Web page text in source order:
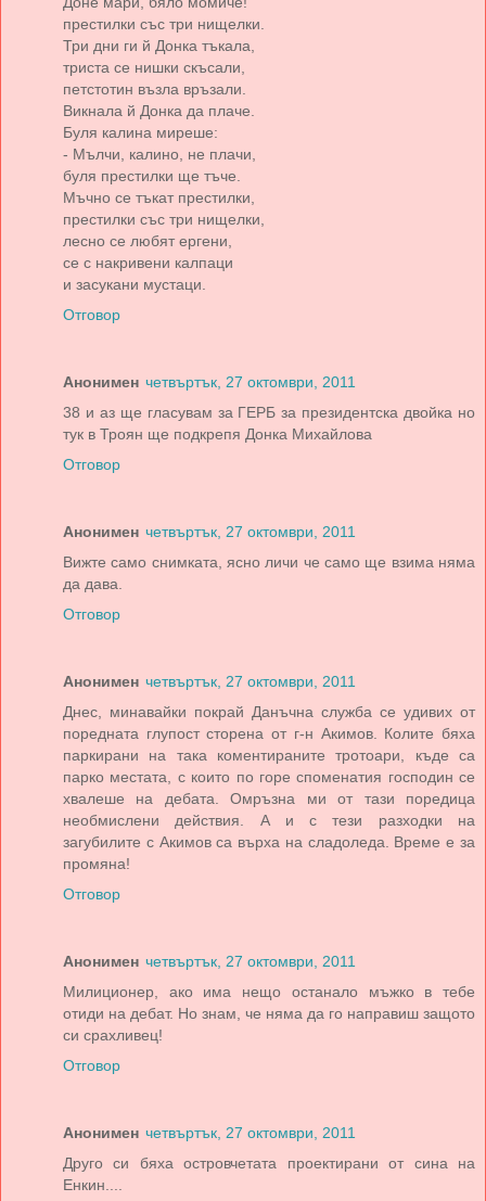
престилки със три нищелки.
Три дни ги й Донка тъкала,
триста се нишки скъсали,
петстотин възла връзали.
Викнала й Донка да плаче.
Буля калина миреше:
- Мълчи, калино, не плачи,
буля престилки ще тъче.
Мъчно се тъкат престилки,
престилки със три нищелки,
лесно се любят ергени,
се с накривени калпаци
и засукани мустаци.
Отговор
Анонимен четвъртък, 27 октомври, 2011
38 и аз ще гласувам за ГЕРБ за президентска двойка но
тук в Троян ще подкрепя Донка Михайлова
Отговор
Анонимен четвъртък, 27 октомври, 2011
Вижте само снимката, ясно личи че само ще взима няма
да дава.
Отговор
Анонимен четвъртък, 27 октомври, 2011
Днес, минавайки покрай Данъчна служба се удивих от
поредната глупост сторена от г-н Акимов. Колите бяха
паркирани на така коментираните тротоари, къде са
парко местата, с които по горе споменатия господин се
хвалеше на дебата. Омръзна ми от тази поредица
необмислени действия. А и с тези разходки на
загубилите с Акимов са върха на сладоледа. Време е за
промяна!
Отговор
Анонимен четвъртък, 27 октомври, 2011
Милиционер, ако има нещо останало мъжко в тебе
отиди на дебат. Но знам, че няма да го направиш защото
си срахливец!
Отговор
Анонимен четвъртък, 27 октомври, 2011
Друго си бяха островчетата проектирани от сина на
Енкин....